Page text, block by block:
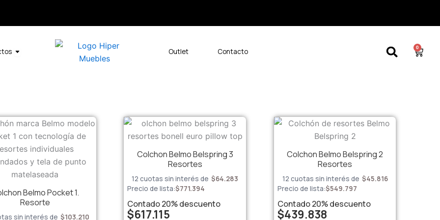
Open Productos Outlet Contacto
0
Cart
Belmo Pocket 1.
Resorte
sin interés de $103.210
Colchon Belmo Belspring 3
Resortes
12 cuotas sin interés de $64.283
Precio de lista:$771.394
Contado20%descuento
$617.115
Colchon Belmo Belspring 2
Resortes
12 cuotas sin interés de $45.816
Precio de lista:$549.797
Contado20%descuento
$439.838